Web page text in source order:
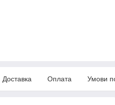
Доставка Оплата Умови